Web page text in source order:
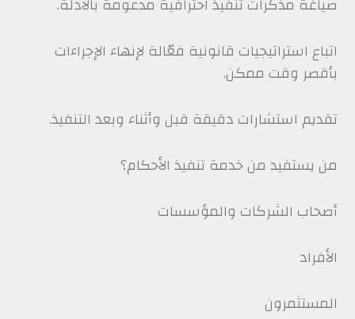
اتباع استراتيجيات قانونية فعّالة لإنهاء الإجراءات
بأقصر وقت ممكن.
تقديم استشارات دقيقة قبل وأثناء وبعد التنفيذ.
من يستفيد من خدمة تنفيذ الأحكام؟
أصحاب الشركات والمؤسسات
الأفراد
المستثمرون